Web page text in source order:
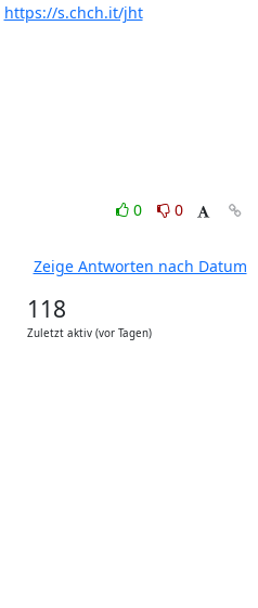
https://s.chch.it/jht
0
0
Zeige Antworten nach Datum
118
Zuletzt aktiv (vor Tagen)